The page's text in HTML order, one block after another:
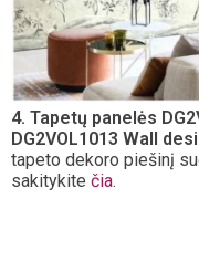
4. Tapetų panelės
DG2VOL1013 Wall
tapeto dekoro piešinį
sakitykite čia.